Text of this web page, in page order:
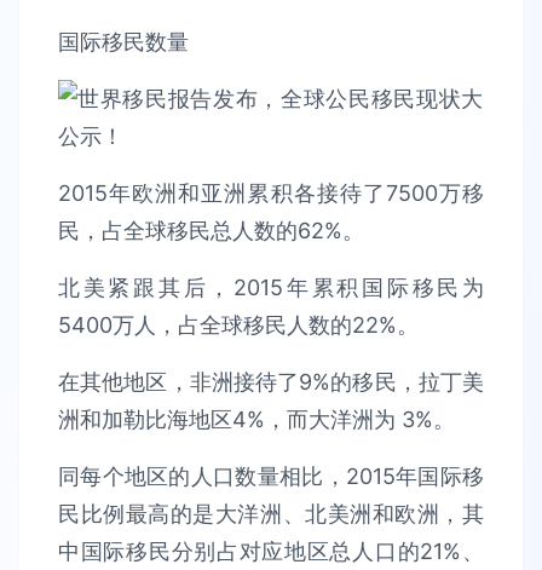
国际移民数量
2015年欧洲和亚洲累积各接待了7500万移
民，占全球移民总人数的62%。
北美紧跟其后，2015年累积国际移民为
5400万人，占全球移民人数的22%。
在其他地区，非洲接待了9%的移民，拉丁美
洲和加勒比海地区4%，而大洋洲为 3%。
同每个地区的人口数量相比，2015年国际移
民比例最高的是大洋洲、北美洲和欧洲，其
中国际移民分别占对应地区总人口的21%、